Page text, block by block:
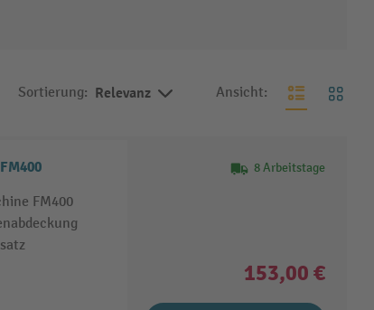
Sortierung: Relevanz Ansicht:
FM400
8 Arbeitstage
153,00 €